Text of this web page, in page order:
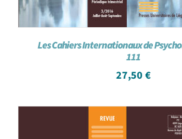
Les Cahiers Internationaux de
111
27,50 €